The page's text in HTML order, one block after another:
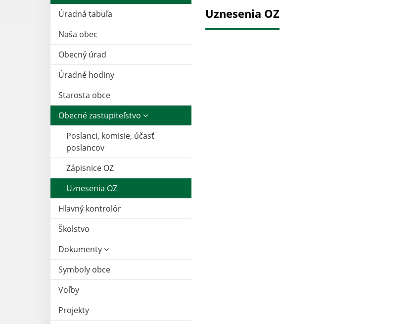
Úradná tabuľa
Naša obec
Obecný úrad
Úradné hodiny
Starosta obce
Obecné zastupiteľstvo
Poslanci, komisie, účasť
poslancov
Zápisnice OZ
Uznesenia OZ
Hlavný kontrolór
Školstvo
Dokumenty
Symboly obce
Voľby
Projekty
Uznesenia OZ